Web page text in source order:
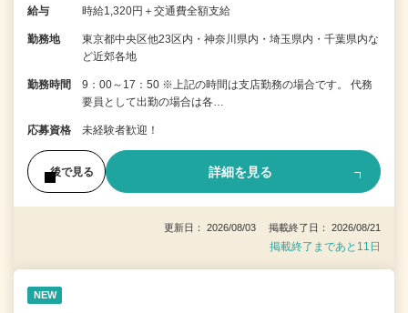
給与 時給1,320円＋交通費全額支給
勤務地
東京都中央区他23区内・神奈川県内・埼玉県内・千葉県内な
ど近郊各地
勤務時間
9：00～17：50 ※上記の時間は支店勤務の場合です。 代務
要員として出勤の場合は各…
応募資格 未経験者歓迎！
後で見る 詳細を見る
更新日： 2026/08/03 掲載終了日： 2026/08/21
掲載終了まであと11日
NEW